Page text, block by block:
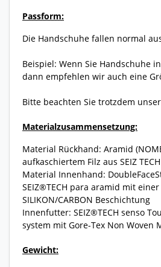
Passform:
Die Handschuhe fallen normal
Beispiel: Wenn Sie Handschuhe
dann empfehlen wir auch eine
Bitte beachten Sie trotzdem
Materialzusammensetzung:
Material Rückhand: Aramid
aufkaschiertem Filz aus SEIZ
Material Innenhand:
SEIZ®TECH para aramid mit
SILIKON/CARBON Beschichtung
Innenfutter: SEIZ®TECH senso
system mit Gore-Tex Non Woven
Gewicht: